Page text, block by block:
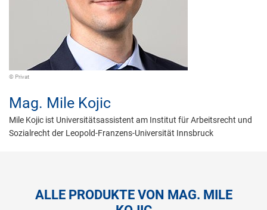
© Privat
Mag. Mile Kojic
Mile Kojic ist Universitätsassistent am Institut für Arbeitsrecht und
Sozialrecht der Leopold-Franzens-Universität Innsbruck
ALLE PRODUKTE VON MAG. MILE